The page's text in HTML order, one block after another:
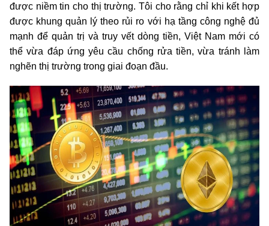
được niềm tin cho thị trường. Tôi cho rằng chỉ khi kết hợp
được khung quản lý theo rủi ro với hạ tầng công nghệ đủ
mạnh để quản trị và truy vết dòng tiền, Việt Nam mới có
thể vừa đáp ứng yêu cầu chống rửa tiền, vừa tránh làm
nghẽn thị trường trong giai đoạn đầu.